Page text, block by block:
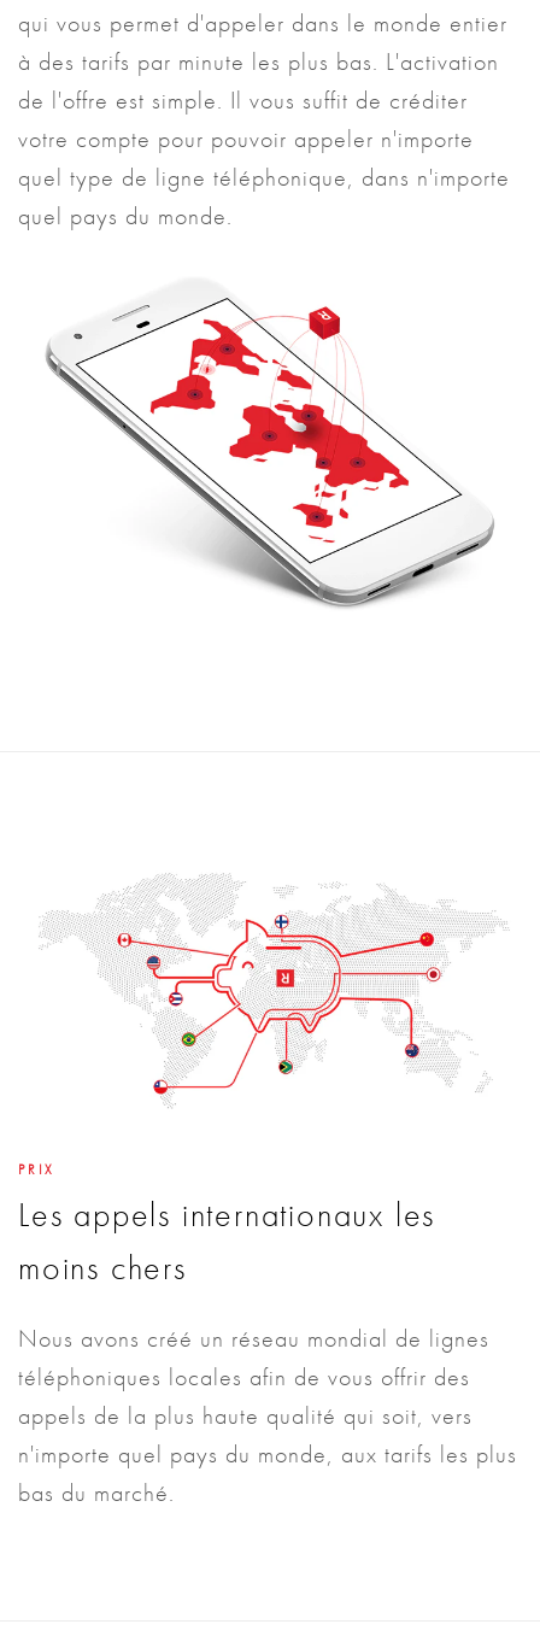
qui vous permet d'appeler dans le monde entier
à des tarifs par minute les plus bas. L'activation
de l'offre est simple. Il vous suffit de créditer
votre compte pour pouvoir appeler n'importe
quel type de ligne téléphonique, dans n'importe
quel pays du monde.
PRIX
Les appels internationaux les
moins chers
Nous avons créé un réseau mondial de lignes
téléphoniques locales afin de vous offrir des
appels de la plus haute qualité qui soit, vers
n'importe quel pays du monde, aux tarifs les plus
bas du marché.